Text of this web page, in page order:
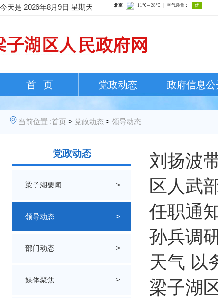
今天是 2026年8月9日 星期天
首 页 党政动态 政府信息公
当前位置 :首页 > 党政动态 > 领导动态
党政动态
梁子湖要闻 >
领导动态 >
部门动态 >
媒体聚焦 >
刘扬波
区人武
任职通
孙兵调
天气 以
梁子湖